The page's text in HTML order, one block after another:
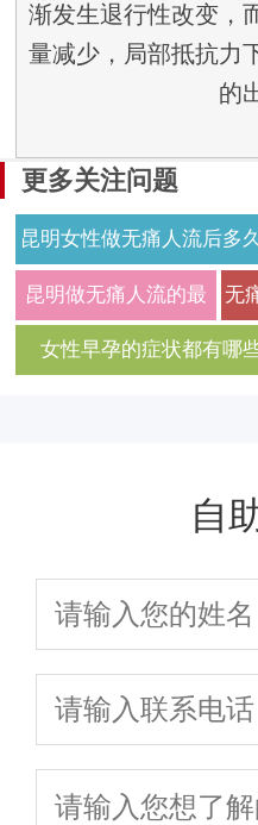
渐发生退行性改变，
量减少，局部抵抗力
的
更多关注问题
昆明女性做无痛人流后多
来月经
昆明做无痛人流的最
佳时间是怀孕后多久
无
女性早孕的症状都有哪
自